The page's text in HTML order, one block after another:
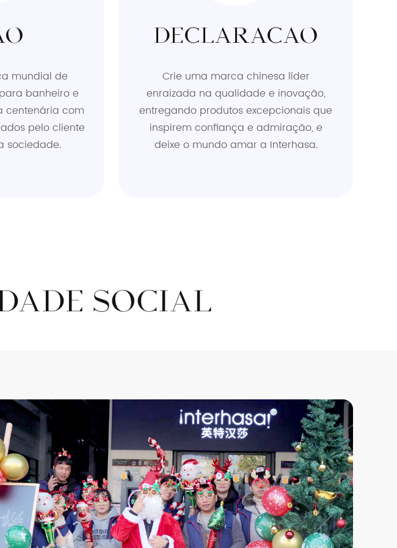
mundial de
banheiro e
centenária com
pelo cliente
sociedade.
DECLARAÇÃO
Crie uma marca chinesa líder
enraizada na qualidade e inovação,
entregando produtos excepcionais que
inspirem confiança e admiração, e
deixe o mundo amar a Interhasa.
SOCIAL